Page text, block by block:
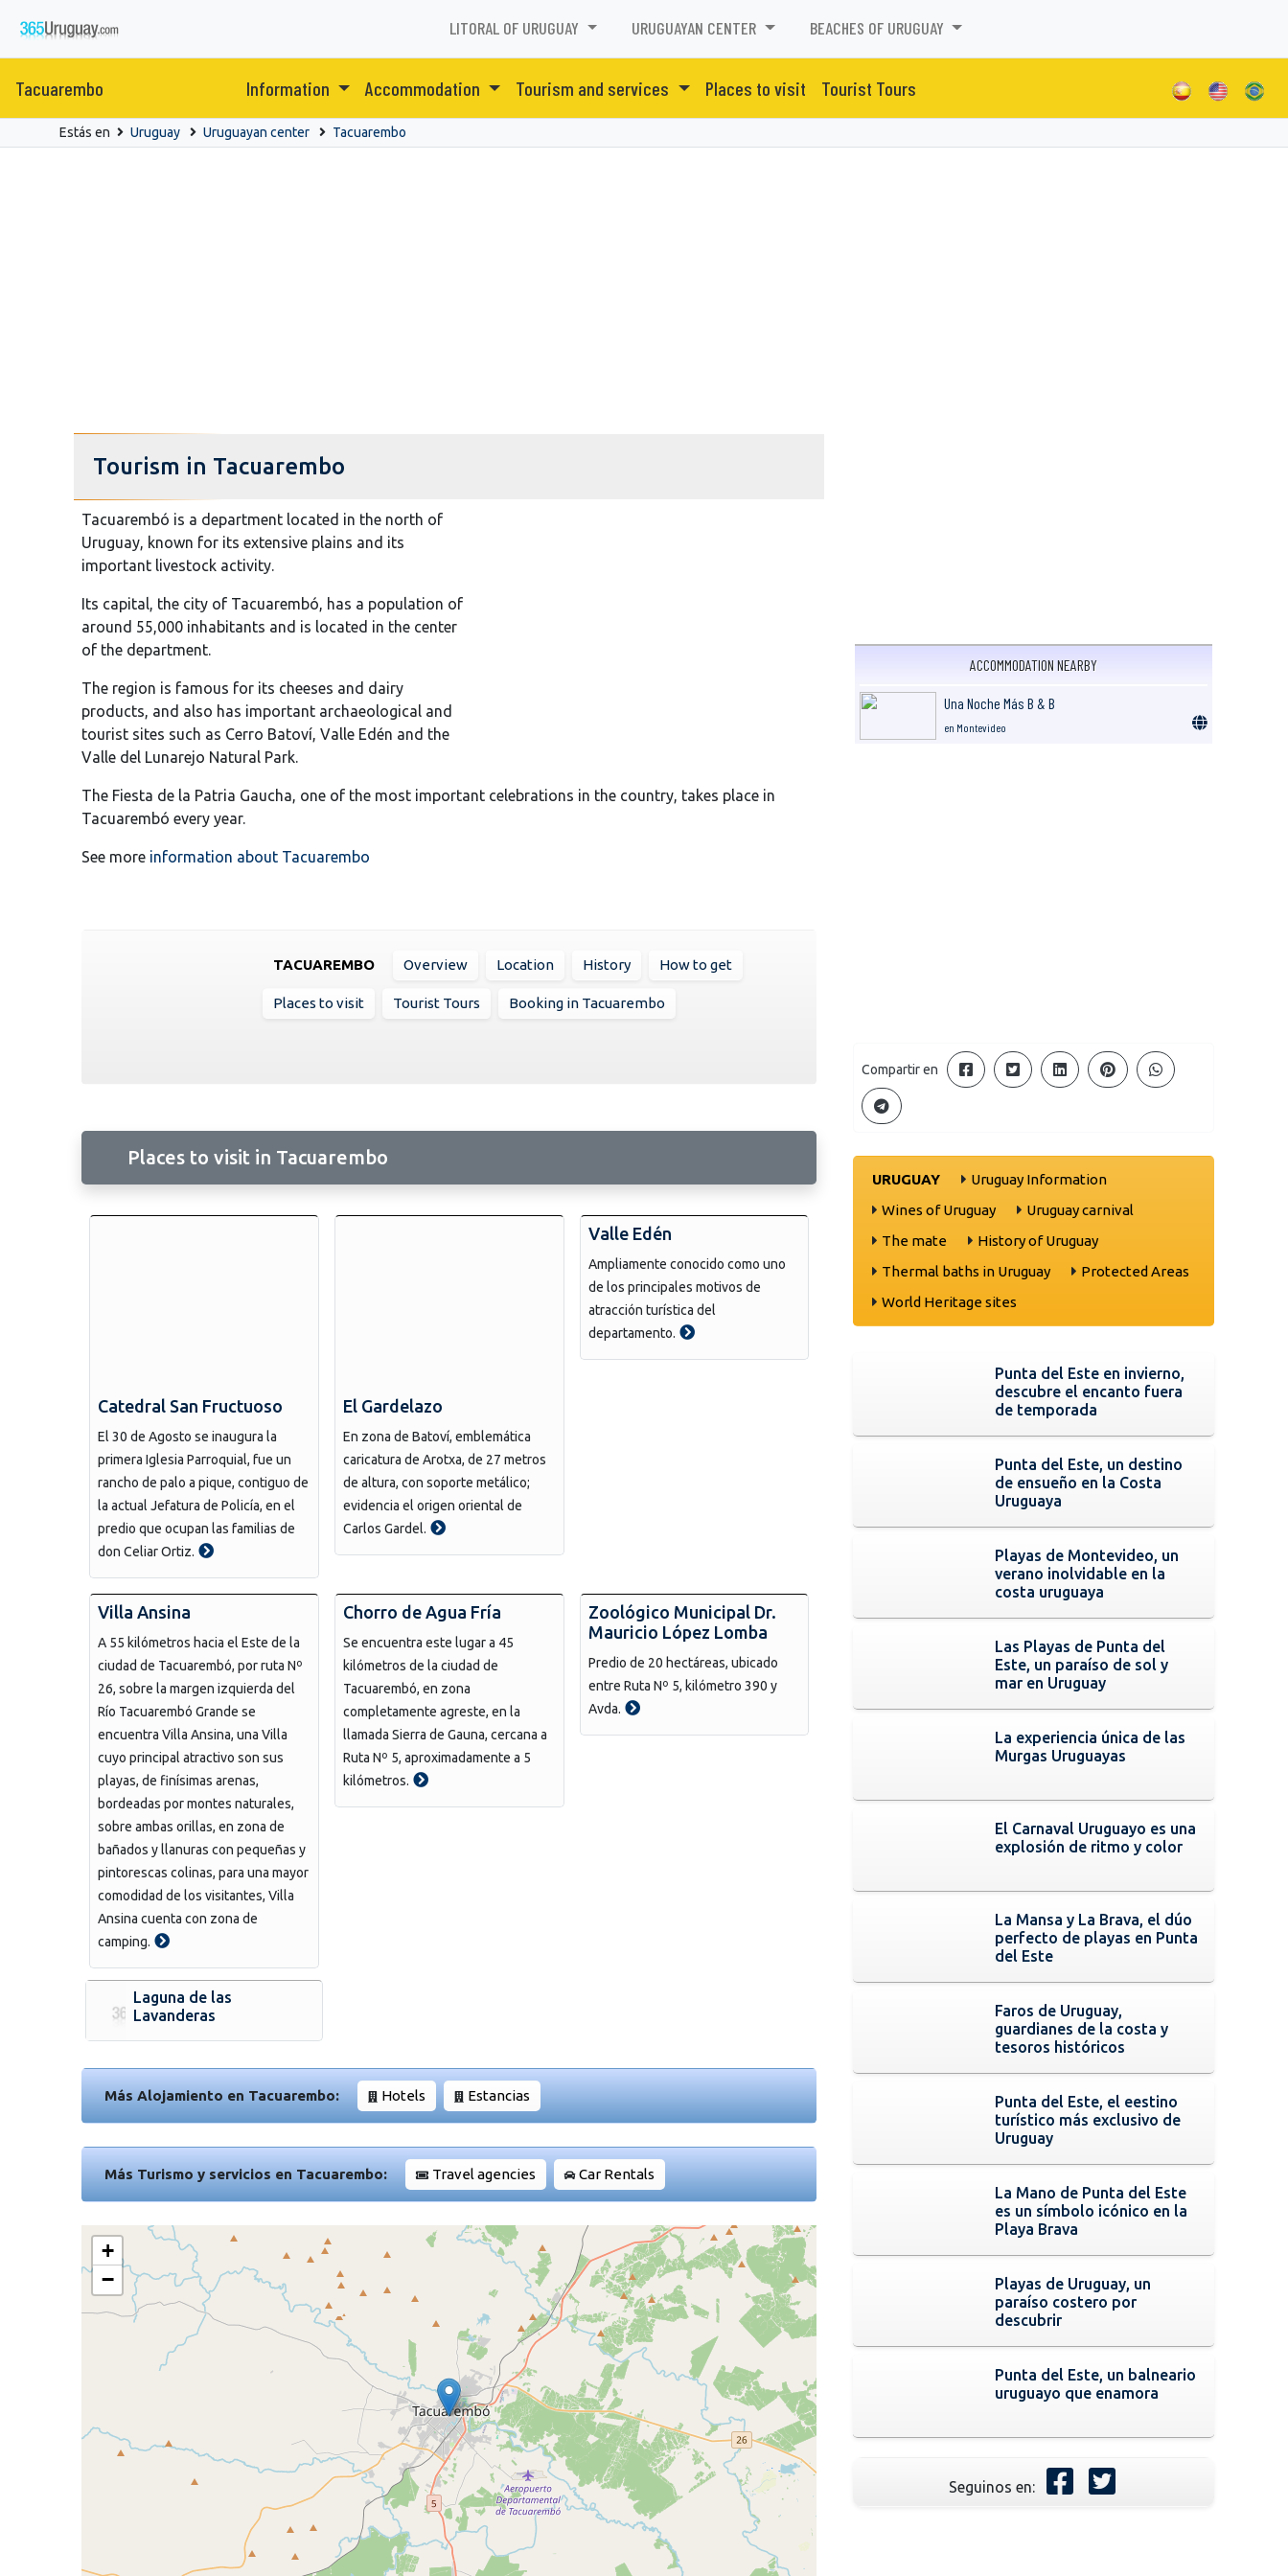
LITORAL OF URUGUAY URUGUAYAN CENTER BEACHES OF URUGUAY
Tacuarembo Information Accommodation Tourism and services Places to visit Tourist Tours
Estás en Uruguay Uruguayan center Tacuarembo
Tourism in Tacuarembo
Tacuarembó is a department located in the north of
Uruguay, known for its extensive plains and its
important livestock activity.
Its capital, the city of Tacuarembó, has a population of
around 55,000 inhabitants and is located in the center
of the department.
The region is famous for its cheeses and dairy
products, and also has important archaeological and
tourist sites such as Cerro Batoví, Valle Edén and the
Valle del Lunarejo Natural Park.
The Fiesta de la Patria Gaucha, one of the most important celebrations in the country, takes place in
Tacuarembó every year.
See more information about Tacuarembo
TACUAREMBO Overview Location History How to get
Places to visit Tourist Tours Booking in Tacuarembo
Places to visit in Tacuarembo
Catedral San Fructuoso
El 30 de Agosto se inaugura la
primera Iglesia Parroquial, fue un
rancho de palo a pique, contiguo de
la actual Jefatura de Policía, en el
predio que ocupan las familias de
don Celiar Ortiz.
El Gardelazo
En zona de Batoví, emblemática
caricatura de Arotxa, de 27 metros
de altura, con soporte metálico;
evidencia el origen oriental de
Carlos Gardel.
Valle Edén
Ampliamente conocido como uno
de los principales motivos de
atracción turística del
departamento.
Villa Ansina
A 55 kilómetros hacia el Este de la
ciudad de Tacuarembó, por ruta Nº
26, sobre la margen izquierda del
Río Tacuarembó Grande se
encuentra Villa Ansina, una Villa
cuyo principal atractivo son sus
playas, de finísimas arenas,
bordeadas por montes naturales,
sobre ambas orillas, en zona de
bañados y llanuras con pequeñas y
pintorescas colinas, para una mayor
comodidad de los visitantes, Villa
Ansina cuenta con zona de
camping.
Chorro de Agua Fría
Se encuentra este lugar a 45
kilómetros de la ciudad de
Tacuarembó, en zona
completamente agreste, en la
llamada Sierra de Gauna, cercana a
Ruta Nº 5, aproximadamente a 5
kilómetros.
Zoológico Municipal Dr.
Mauricio López Lomba
Predio de 20 hectáreas, ubicado
entre Ruta Nº 5, kilómetro 390 y
Avda.
Laguna de las
Lavanderas
Más Alojamiento en Tacuarembo: Hotels Estancias
Más Turismo y servicios en Tacuarembo: Travel agencies Car Rentals
+
−
ACCOMMODATION NEARBY
Una Noche Más B & B
en Montevideo
Compartir en
URUGUAY
Uruguay Information
Wines of Uruguay
Uruguay carnival
The mate
History of Uruguay
Thermal baths in Uruguay
Protected Areas
World Heritage sites
Punta del Este en invierno,
descubre el encanto fuera
de temporada
Punta del Este, un destino
de ensueño en la Costa
Uruguaya
Playas de Montevideo, un
verano inolvidable en la
costa uruguaya
Las Playas de Punta del
Este, un paraíso de sol y
mar en Uruguay
La experiencia única de las
Murgas Uruguayas
El Carnaval Uruguayo es una
explosión de ritmo y color
La Mansa y La Brava, el dúo
perfecto de playas en Punta
del Este
Faros de Uruguay,
guardianes de la costa y
tesoros históricos
Punta del Este, el eestino
turístico más exclusivo de
Uruguay
La Mano de Punta del Este
es un símbolo icónico en la
Playa Brava
Playas de Uruguay, un
paraíso costero por
descubrir
Punta del Este, un balneario
uruguayo que enamora
Seguinos en: